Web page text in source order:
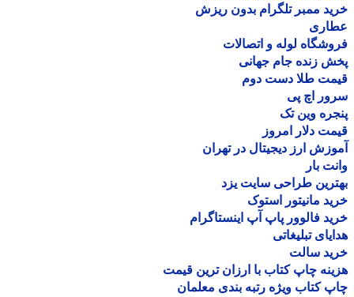
ممبر تلگرام بدون ریزش
لوله و اتصالات
زنده جام جهانی
طلا دست دوم
اچ پی
وین تک
دلار امروز
ارز دیجیتال در تهران
بار
طراحی سایت یزد
مانیتور استوک
فالوور پاپ آپ اینستاگرام
تبلیغاتی
سالت
چاپ کتاب با ارزان ترین قیمت
کتاب ویژه رتبه بندی معلمان